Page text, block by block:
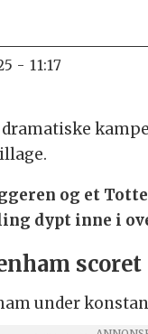
- 11:17
og et
dypt inne i
scoret
under